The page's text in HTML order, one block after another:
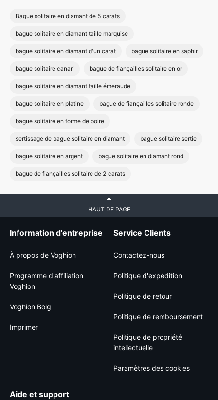
Bague solitaire en diamant de 5 carats
bague solitaire en diamant taille marquise
bague solitaire en diamant d'un carat bague solitaire en saphir
bague solitaire canari bague de fiançailles solitaire en or
bague solitaire en diamant taille émeraude
bague solitaire en platine bague de fiançailles solitaire ronde
bague solitaire en forme de poire
sertissage de bague solitaire en diamant bague solitaire sertie
bague solitaire en argent bague solitaire en diamant rond
bague de fiançailles solitaire de 2 carats
HAUT DE PAGE
Information d'entreprise
À propos de Voghion
Programme d'affiliation
Voghion
Voghion Bolg
Imprimer
Service Clients
Contactez-nous
Politique d'expédition
Politique de retour
Politique de remboursement
Politique de propriété
intellectuelle
Paramètres des cookies
Aide et support